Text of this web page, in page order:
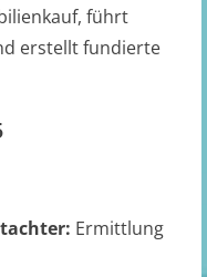
führt
erstellt fundierte
Ermittlung